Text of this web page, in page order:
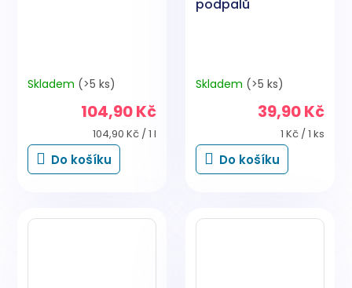
Skladem (>5 ks)
104,90 Kč
Měrná
cena:
104,90 Kč / 1 l
Do košíku
podpalů
Skladem (>5 ks)
39,90 Kč
Měrná
cena:
1 Kč / 1 ks
Do košíku